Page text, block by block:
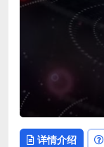
详情介绍